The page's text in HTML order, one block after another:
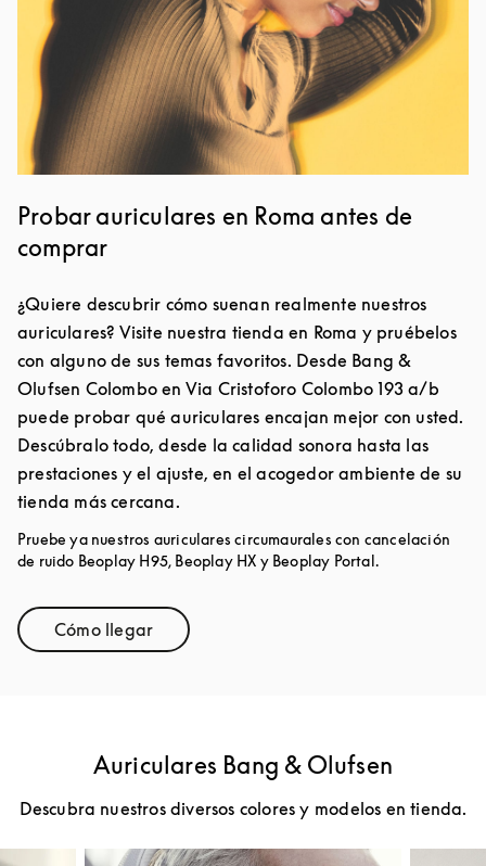
Probar auriculares en Roma antes de
comprar
¿Quiere descubrir cómo suenan realmente nuestros
auriculares? Visite nuestra tienda en Roma y pruébelos
con alguno de sus temas favoritos. Desde Bang &
Olufsen Colombo en Via Cristoforo Colombo 193 a/b
puede probar qué auriculares encajan mejor con usted.
Descúbralo todo, desde la calidad sonora hasta las
prestaciones y el ajuste, en el acogedor ambiente de su
tienda más cercana.
Pruebe ya nuestros auriculares circumaurales con cancelación
de ruido Beoplay H95, Beoplay HX y Beoplay Portal.
Cómo llegarLink Opens in New Tab
Auriculares Bang & Olufsen
Descubra nuestros diversos colores y modelos en tienda.